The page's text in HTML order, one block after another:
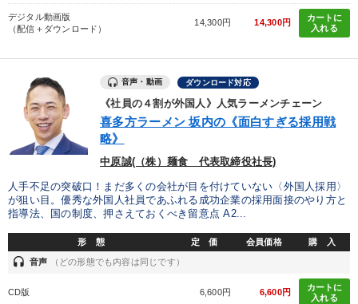
デジタル動画版
（配信＋ダウンロード）
14,300円 14,300円
カートに
入れる
音声・動画 ダウンロード対応
《社員の４割が外国人》人気ラーメンチェーン
喜多方ラーメン 坂内の《面白すぎる採用戦
略》
中原誠(（株）麺食 代表取締役社長)
人手不足の突破口！まだ多くの会社が目を付けていない〈外国人採用〉
が狙い目。優秀な外国人社員であふれる成功企業の採用面接のやり方と
指導法、国の制度、押さえておくべき留意点 A2...
形 態 定 価 会員価格 購 入
headset 音声 （どの形態でも内容は同じです）
CD版 6,600円 6,600円
カートに
入れる